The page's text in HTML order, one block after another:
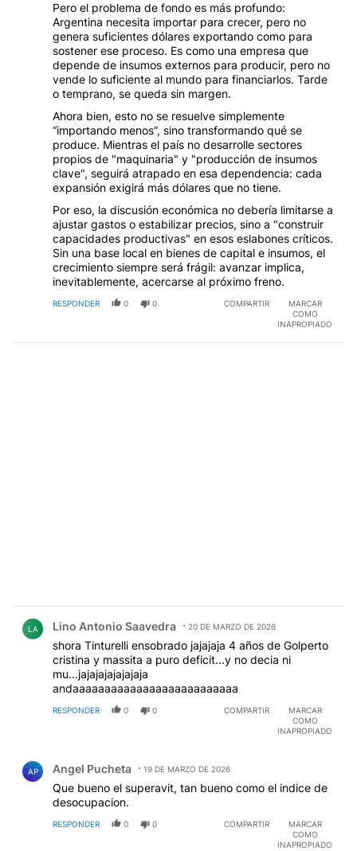
Pero el problema de fondo es más profundo:
Argentina necesita importar para crecer, pero no
genera suficientes dólares exportando como para
sostener ese proceso. Es como una empresa que
depende de insumos externos para producir, pero no
vende lo suficiente al mundo para financiarlos. Tarde
o temprano, se queda sin margen.
Ahora bien, esto no se resuelve simplemente
“importando menos”, sino transformando qué se
produce. Mientras el país no desarrolle sectores
propios de "maquinaria" y "producción de insumos
clave", seguirá atrapado en esa dependencia: cada
expansión exigirá más dólares que no tiene.
Por eso, la discusión económica no debería limitarse a
ajustar gastos o estabilizar precios, sino a "construir
capacidades productivas" en esos eslabones críticos.
Sin una base local en bienes de capital e insumos, el
crecimiento siempre será frágil: avanzar implica,
inevitablemente, acercarse al próximo freno.
RESPONDER 0 0 COMPARTIR
MARCAR
COMO
INAPROPIADO
LA Lino Antonio Saavedra 20 DE MARZO DE 2026
shora Tinturelli ensobrado jajajaja 4 años de Golperto
cristina y massita a puro deficit...y no decia ni
mu...jajajajajajajaja
andaaaaaaaaaaaaaaaaaaaaaaaaaa
RESPONDER 0 0 COMPARTIR
MARCAR
COMO
INAPROPIADO
AP Angel Pucheta 19 DE MARZO DE 2026
Que bueno el superavit, tan bueno como el indice de
desocupacion.
RESPONDER 0 0 COMPARTIR
MARCAR
COMO
INAPROPIADO